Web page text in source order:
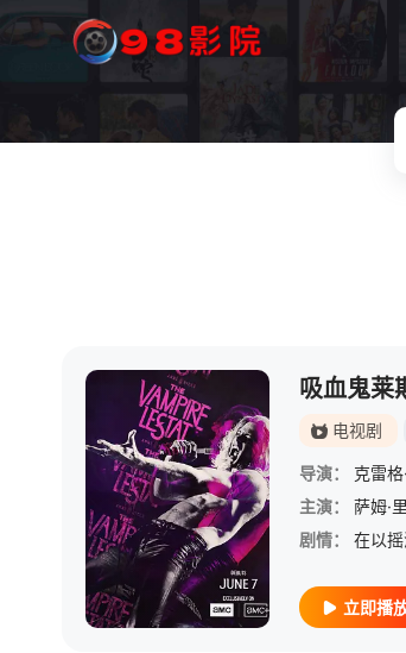
吸血鬼莱
电视剧
导演：
克雷格
主演：
萨姆·
剧情：
立即播